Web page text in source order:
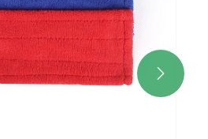
